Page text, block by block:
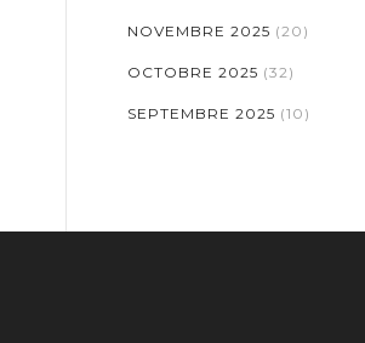
NOVEMBRE 2025 (20)
OCTOBRE 2025 (32)
SEPTEMBRE 2025 (10)